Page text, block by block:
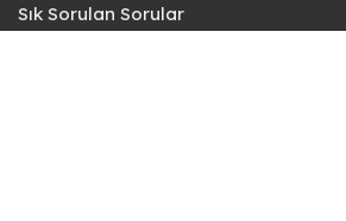
Sık Sorulan Sorular